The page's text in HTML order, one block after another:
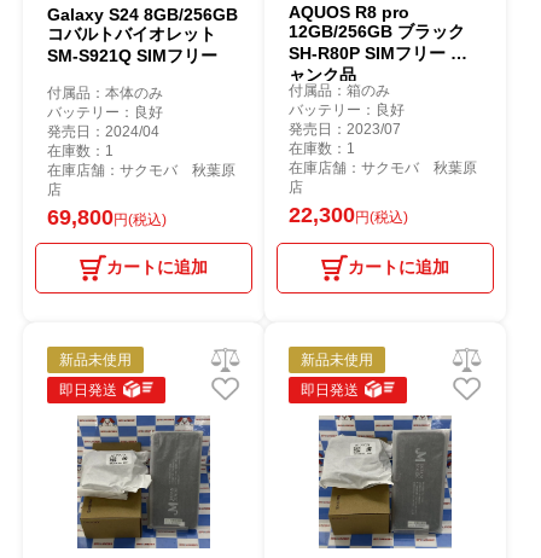
Galaxy S24 8GB/256GB
コバルトバイオレット
SM-S921Q SIMフリー
付属品：本体のみ
バッテリー：良好
発売日：2024/04
在庫数：1
在庫店舗：サクモバ 秋葉原
店
69,800円(税込)
カートに追加
AQUOS R8 pro
12GB/256GB ブラック
SH-R80P SIMフリー ジ
ャンク品
付属品：箱のみ
バッテリー：良好
発売日：2023/07
在庫数：1
在庫店舗：サクモバ 秋葉原
店
22,300円(税込)
カートに追加
新品未使用
即日発送
新品未使用
即日発送